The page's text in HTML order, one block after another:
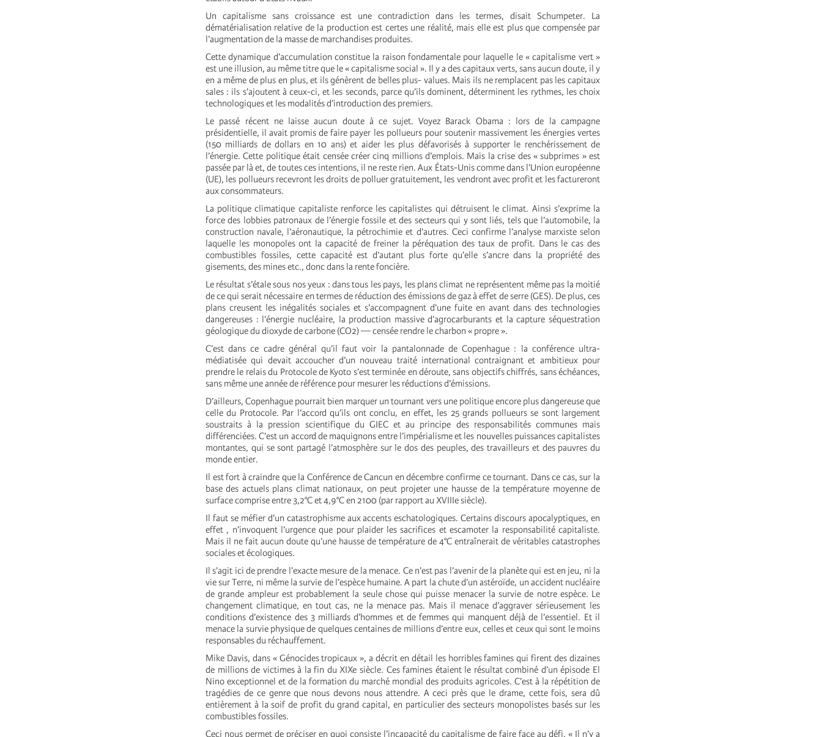
Un capitalisme sans croissance est une contradiction dans les termes, disait Schumpeter. La
dématérialisation relative de la production est certes une réalité, mais elle est plus que compensée par
l’augmentation de la masse de marchandises produites.
Cette dynamique d’accumulation constitue la raison fondamentale pour laquelle le « capitalisme vert »
est une illusion, au même titre que le « capitalisme social ». Il y a des capitaux verts, sans aucun doute, il y
en a même de plus en plus, et ils génèrent de belles plus- values. Mais ils ne remplacent pas les capitaux
sales : ils s’ajoutent à ceux-ci, et les seconds, parce qu’ils dominent, déterminent les rythmes, les choix
technologiques et les modalités d’introduction des premiers.
Le passé récent ne laisse aucun doute à ce sujet. Voyez Barack Obama : lors de la campagne
présidentielle, il avait promis de faire payer les pollueurs pour soutenir massivement les énergies vertes
(150 milliards de dollars en 10 ans) et aider les plus défavorisés à supporter le renchérissement de
l’énergie. Cette politique était censée créer cinq millions d’emplois. Mais la crise des « subprimes » est
passée par là et, de toutes ces intentions, il ne reste rien. Aux États-Unis comme dans l’Union européenne
(UE), les pollueurs recevront les droits de polluer gratuitement, les vendront avec profit et les factureront
aux consommateurs.
La politique climatique capitaliste renforce les capitalistes qui détruisent le climat. Ainsi s’exprime la
force des lobbies patronaux de l’énergie fossile et des secteurs qui y sont liés, tels que l’automobile, la
construction navale, l’aéronautique, la pétrochimie et d’autres. Ceci confirme l’analyse marxiste selon
laquelle les monopoles ont la capacité de freiner la péréquation des taux de profit. Dans le cas des
combustibles fossiles, cette capacité est d’autant plus forte qu’elle s’ancre dans la propriété des
gisements, des mines etc., donc dans la rente foncière.
Le résultat s’étale sous nos yeux : dans tous les pays, les plans climat ne représentent même pas la moitié
de ce qui serait nécessaire en termes de réduction des émissions de gaz à effet de serre (GES). De plus, ces
plans creusent les inégalités sociales et s’accompagnent d’une fuite en avant dans des technologies
dangereuses : l’énergie nucléaire, la production massive d’agrocarburants et la capture séquestration
géologique du dioxyde de carbone (CO2) — censée rendre le charbon « propre ».
C’est dans ce cadre général qu’il faut voir la pantalonnade de Copenhague : la conférence ultra-
médiatisée qui devait accoucher d’un nouveau traité international contraignant et ambitieux pour
prendre le relais du Protocole de Kyoto s’est terminée en déroute, sans objectifs chiffrés, sans échéances,
sans même une année de référence pour mesurer les réductions d’émissions.
D’ailleurs, Copenhague pourrait bien marquer un tournant vers une politique encore plus dangereuse que
celle du Protocole. Par l’accord qu’ils ont conclu, en effet, les 25 grands pollueurs se sont largement
soustraits à la pression scientifique du GIEC et au principe des responsabilités communes mais
différenciées. C’est un accord de maquignons entre l’impérialisme et les nouvelles puissances capitalistes
montantes, qui se sont partagé l’atmosphère sur le dos des peuples, des travailleurs et des pauvres du
monde entier.
Il est fort à craindre que la Conférence de Cancun en décembre confirme ce tournant. Dans ce cas, sur la
base des actuels plans climat nationaux, on peut projeter une hausse de la température moyenne de
surface comprise entre 3,2°C et 4,9°C en 2100 (par rapport au XVIIIe siècle).
Il faut se méfier d’un catastrophisme aux accents eschatologiques. Certains discours apocalyptiques, en
effet , n’invoquent l’urgence que pour plaider les sacrifices et escamoter la responsabilité capitaliste.
Mais il ne fait aucun doute qu’une hausse de température de 4°C entraînerait de véritables catastrophes
sociales et écologiques.
Il s’agit ici de prendre l’exacte mesure de la menace. Ce n’est pas l’avenir de la planète qui est en jeu, ni la
vie sur Terre, ni même la survie de l’espèce humaine. A part la chute d’un astéroïde, un accident nucléaire
de grande ampleur est probablement la seule chose qui puisse menacer la survie de notre espèce. Le
changement climatique, en tout cas, ne la menace pas. Mais il menace d’aggraver sérieusement les
conditions d’existence des 3 milliards d’hommes et de femmes qui manquent déjà de l’essentiel. Et il
menace la survie physique de quelques centaines de millions d’entre eux, celles et ceux qui sont le moins
responsables du réchauffement.
Mike Davis, dans « Génocides tropicaux », a décrit en détail les horribles famines qui firent des dizaines
de millions de victimes à la fin du XIXe siècle. Ces famines étaient le résultat combiné d’un épisode El
Nino exceptionnel et de la formation du marché mondial des produits agricoles. C’est à la répétition de
tragédies de ce genre que nous devons nous attendre. A ceci près que le drame, cette fois, sera dû
entièrement à la soif de profit du grand capital, en particulier des secteurs monopolistes basés sur les
combustibles fossiles.
Ceci nous permet de préciser en quoi consiste l’incapacité du capitalisme de faire face au défi. « Il n’y a